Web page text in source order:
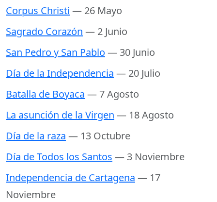
Corpus Christi — 26 Mayo
Sagrado Corazón — 2 Junio
San Pedro y San Pablo — 30 Junio
Día de la Independencia — 20 Julio
Batalla de Boyaca — 7 Agosto
La asunción de la Virgen — 18 Agosto
Día de la raza — 13 Octubre
Día de Todos los Santos — 3 Noviembre
Independencia de Cartagena — 17
Noviembre